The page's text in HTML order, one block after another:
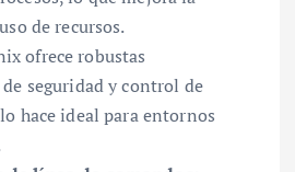
de recursos.
ofrece robustas
seguridad y control de
hace ideal para entornos